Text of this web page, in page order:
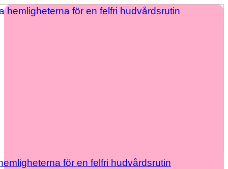
för en felfri hudvårdsrutin